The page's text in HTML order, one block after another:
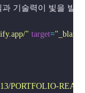
킬과 기술력이 빛을
" target="_blank"
PORTFOLIO-